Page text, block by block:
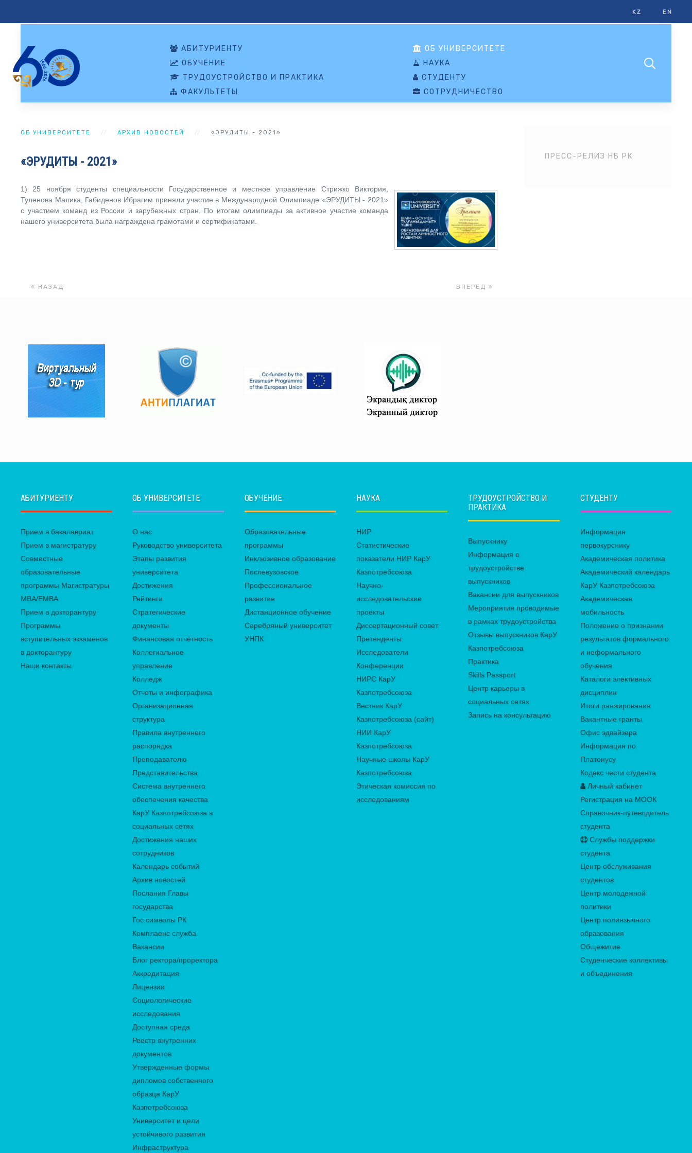
KZ EN
АБИТУРИЕНТУ
ОБ УНИВЕРСИТЕТЕ
ОБУЧЕНИЕ
НАУКА
ТРУДОУСТРОЙСТВО И ПРАКТИКА
СТУДЕНТУ
ФАКУЛЬТЕТЫ
СОТРУДНИЧЕСТВО
ОБ УНИВЕРСИТЕТЕ АРХИВ НОВОСТЕЙ «ЭРУДИТЫ - 2021»
«ЭРУДИТЫ - 2021»
1) 25 ноября студенты специальности Государственное и местное управление Стрижко Виктория,
Туленова Малика, Габиденов Ибрагим приняли участие в Международной Олимпиаде «ЭРУДИТЫ - 2021»
с участием команд из России и зарубежных стран. По итогам олимпиады за активное участие команда
нашего университета была награждена грамотами и сертификатами.
НАЗАД ВПЕРЕД
ПРЕСС-РЕЛИЗ НБ РК
АБИТУРИЕНТУ
Прием в бакалавриат
Прием в магистратуру
Совместные
образовательные
программы Магистратуры
MBA/EMBA
Прием в докторантуру
Программы
вступительных экзаменов
в докторантуру
Наши контакты
ОБ УНИВЕРСИТЕТЕ
О нас
Руководство университета
Этапы развития
университета
Достижения
Рейтинги
Стратегические
документы
Финансовая отчётность
Коллегиальное
управление
Колледж
Отчеты и инфографика
Организационная
структура
Правила внутреннего
распорядка
Преподавателю
Представительства
Система внутреннего
обеспечения качества
КарУ Казпотребсоюза в
социальных сетях
Достижения наших
сотрудников
Календарь событий
Архив новостей
Послания Главы
государства
Гос.символы РК
Комплаенс служба
Вакансии
Блог ректора/проректора
Аккредитация
Лицензии
Социологические
исследования
Доступная среда
Реестр внутренних
документов
Утвержденные формы
дипломов собственного
образца КарУ
Казпотребсоюза
Университет и цели
устойчивого развития
Инфраструктура
ОБУЧЕНИЕ
Образовательные
программы
Инклюзивное образование
Послевузовское
Профессиональное
развитие
Дистанционное обучение
Серебряный университет
УНПК
НАУКА
НИР
Статистические
показатели НИР КарУ
Казпотребсоюза
Научно-
исследовательские
проекты
Диссертационный совет
Претенденты
Исследователи
Конференции
НИРС КарУ
Казпотребсоюза
Вестник КарУ
Казпотребсоюза (сайт)
НИИ КарУ
Казпотребсоюза
Научные школы КарУ
Казпотребсоюза
Этическая комиссия по
исследованиям
ТРУДОУСТРОЙСТВО И
ПРАКТИКА
Выпускнику
Информация о
трудоустройстве
выпускников
Вакансии для выпускников
Мероприятия проводимые
в рамках трудоустройства
Отзывы выпускников КарУ
Казпотребсоюза
Практика
Skills Passport
Центр карьеры в
социальных сетях
Запись на консультацию
СТУДЕНТУ
Информация
первокурснику
Академическая политика
Академический календарь
КарУ Казпотребсоюза
Академическая
мобильность
Положение о признании
результатов формального
и неформального
обучения
Каталоги элективных
дисциплин
Итоги ранжирования
Вакантные гранты
Офис эдвайзера
Информация по
Платонусу
Кодекс чести студента
Личный кабинет
Регистрация на МООК
Справочник-путеводитель
студента
Службы поддержки
студента
Центр обслуживания
студентов
Центр молодежной
политики
Центр полиязычного
образования
Общежитие
Студенческие коллективы
и объединения